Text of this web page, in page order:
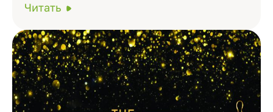
Читать